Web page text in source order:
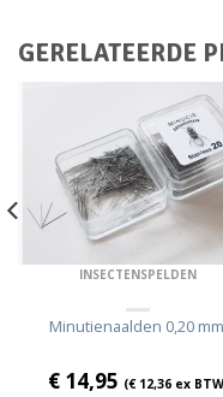
GERELATEERDE
INSECTENSPELDEN
Minutienaalden 0,20
€14,95 (€12,36ex